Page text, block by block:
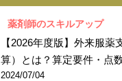
薬剤師のスキルアップ
【2026年度版】外来服薬
算）とは？算定要件・点
2024/07/04